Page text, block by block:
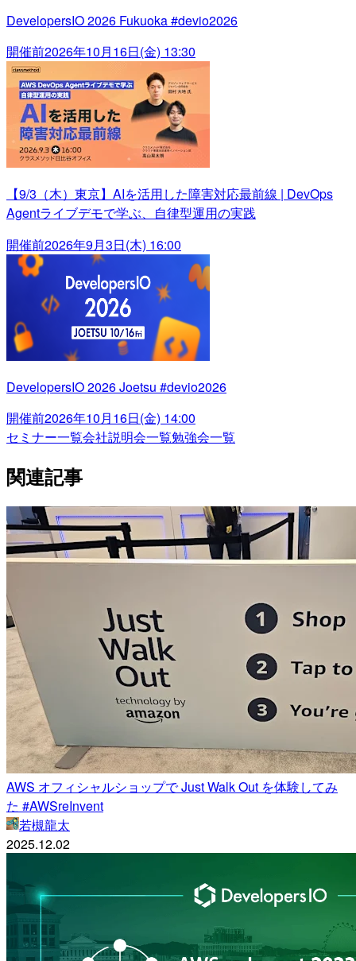
DevelopersIO 2026 Fukuoka #devio2026
開催前2026年10月16日(金) 13:30
【9/3（木）東京】AIを活用した障害対応最前線 | DevOps
Agentライブデモで学ぶ、自律型運用の実践
開催前2026年9月3日(木) 16:00
DevelopersIO 2026 Joetsu #devio2026
開催前2026年10月16日(金) 14:00
セミナー一覧会社説明会一覧勉強会一覧
関連記事
AWS オフィシャルショップで Just Walk Out を体験してみ
た #AWSreInvent
若槻龍太
2025.12.02